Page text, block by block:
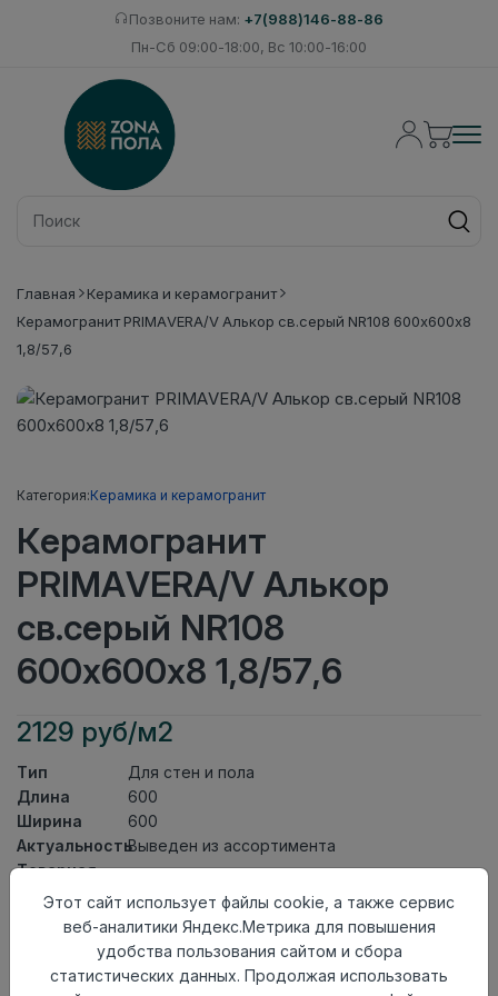
Позвоните нам: +7(988)146-88-86
Пн-Сб 09:00-18:00, Вс 10:00-16:00
Главная
Керамика и керамогранит
Керамогранит PRIMAVERA/V Алькор св.серый NR108 600х600х8
1,8/57,6
Категория:Керамика и керамогранит
Керамогранит
PRIMAVERA/V Алькор
св.серый NR108
600х600х8 1,8/57,6
2129 руб/м2
Тип
Для стен и пола
Длина
600
Ширина
600
АктуальностьВыведен из ассортимента
Товарная
группа
Толщина
матовая
происхождения
Россия
Этот сайт использует файлы cookie, а также сервис
веб-аналитики Яндекс.Метрика для повышения
удобства пользования сайтом и сбора
статистических данных. Продолжая использовать